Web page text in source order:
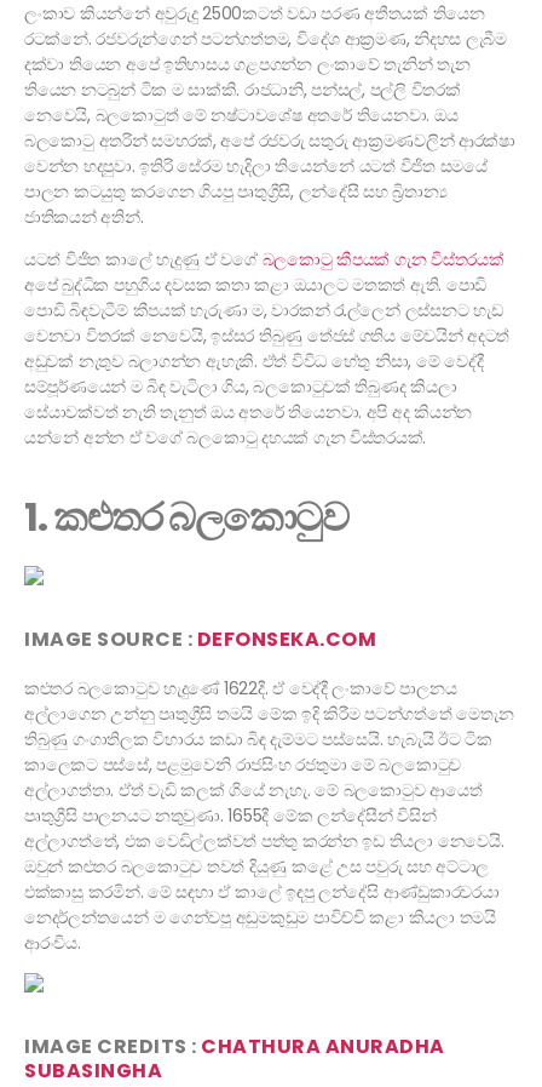
ලංකාව කියන්නේ අවුරුදු 2500කටත් වඩා පරණ අතීතයක් තියෙන
රටක්නේ. රජවරුන්ගෙන් පටන්ගත්තම, විදේශ ආක්‍රමණ, නිදහස ලැබීම
දක්වා තියෙන අපේ ඉතිහාසය ගළපගන්න ලංකාවේ තැනින් තැන
තියෙන නටබුන් ටික ම සාක්කි. රාජධානි, පන්සල්, පල්ලි විතරක්
නෙවෙයි, බලකොටුත් මේ නෂ්ටාවශේෂ අතරේ තියෙනවා. ඔය
බලකොටු අතරින් සමහරක්, අපේ රජවරු සතුරු ආක්‍රමණවලින් ආරක්ෂා
වෙන්න හදපුවා. ඉතිරි සේරම හැදිලා තියෙන්නේ යටත් විජිත සමයේ
පාලන කටයුතු කරගෙන ගියපු පෘතුග්‍රීසි, ලන්දේසී සහ බ්‍රිතාන්‍ය
ජාතිකයන් අතින්.
යටත් විජිත කාලේ හැදුණු ඒ වගේ බලකොටු කීපයක් ගැන විස්තරයක්
අපේ බුද්ධික පහුගිය දවසක කතා කළා ඔයාලට මතකත් ඇති. පොඩි
පොඩි බිඳවැටීම් කීපයක් හැරුණා ම, වාරකන් රැල්ලෙන් ලස්සනට හැඩ
වෙනවා විතරක් නෙවෙයි, ඉස්සර තිබුණු තේජස් ගතිය මේවයින් අදටත්
අඩුවක් නැතුව බලාගන්න ඇහැකි. ඒත් විවිධ හේතු නිසා, මේ වෙද්දී
සම්පූර්ණයෙන් ම බිඳ වැටිලා ගිය, බලකොටුවක් තිබුණද කියලා
සේයාවක්වත් නැති තැනුත් ඔය අතරේ තියෙනවා. අපි අද කියන්න
යන්නේ අන්න ඒ වගේ බලකොටු දහයක් ගැන විස්තරයක්.
1. කළුතර බලකොටුව
IMAGE SOURCE : DEFONSEKA.COM
කළුතර බලකොටුව හැදුණේ 1622දී. ඒ වෙද්දී ලංකාවේ පාලනය
අල්ලාගෙන උන්නු පෘතුග්‍රීසි තමයි මේක ඉදි කිරීම පටන්ගත්තේ මෙතැන
තිබුණු ගංගාතිලක විහාරය කඩා බිඳ දැම්මට පස්සෙයි. හැබැයි ඊට ටික
කාලෙකට පස්සේ, පළමුවෙනි රාජසිංහ රජතුමා මේ බලකොටුව
අල්ලාගත්තා. ඒත් වැඩි කලක් ගියේ නැහැ. මේ බලකොටුව ආයෙත්
පෘතුග්‍රීසි පාලනයට නතුවුණා. 1655දී මේක ලන්දේසීන් විසින්
අල්ලාගත්තේ, එක වෙඩිල්ලක්වත් පත්තු කරන්න ඉඩ තියලා නෙවෙයි.
ඔවුන් කළුතර බලකොටුව තවත් දියුණු කළේ උස පවුරු සහ අට්ටාල
එක්කාසු කරමින්. මේ සඳහා ඒ කාලේ ඉඳපු ලන්දේසි ආණ්ඩුකාරවරයා
නෙදර්ලන්තයෙන් ම ගෙන්වපු අඩුමකුඩුම පාවිච්චි කළා කියලා තමයි
ආරංචිය.
IMAGE CREDITS : CHATHURA ANURADHA
SUBASINGHA